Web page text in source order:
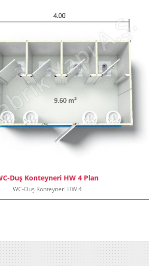
Duş Konteyneri HW 4 Plan
WC-Duş Konteyneri HW 4